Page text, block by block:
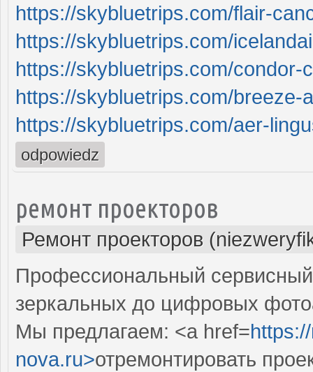
https://skybluetrips.com/flair-
https://skybluetrips.com/
https://skybluetrips.com/condor-
https://skybluetrips.com/breeze-
https://skybluetrips.com/aer-
odpowiedz
ремонт проекторов
Ремонт проекторов
Профессиональный
зеркальных до цифровых
Мы предлагаем: <a href=
nova.ru>отремонтировать